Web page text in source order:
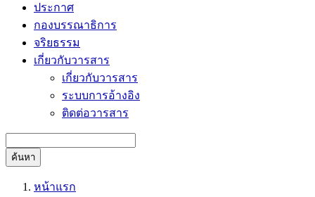
ประกาศ
กองบรรณาธิการ
จริยธรรม
เกี่ยวกับวารสาร
เกี่ยวกับวารสาร
ระบบการอ้างอิง
ติดต่อวารสาร
ค้นหา
หน้าแรก